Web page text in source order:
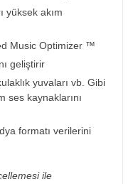
yüksek akım
Music Optimizer ™
geliştirir
yuvaları vb. Gibi
ses kaynaklarını
formatı verilerini
ile